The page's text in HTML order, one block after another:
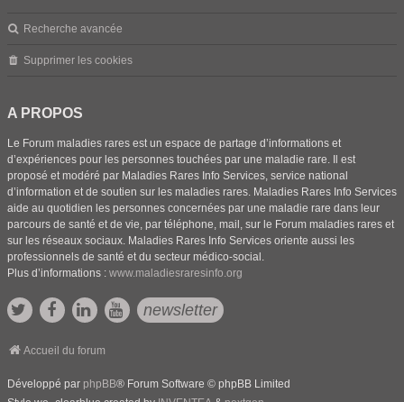
Recherche avancée
Supprimer les cookies
A PROPOS
Le Forum maladies rares est un espace de partage d’informations et
d’expériences pour les personnes touchées par une maladie rare. Il est
proposé et modéré par Maladies Rares Info Services, service national
d’information et de soutien sur les maladies rares. Maladies Rares Info Services
aide au quotidien les personnes concernées par une maladie rare dans leur
parcours de santé et de vie, par téléphone, mail, sur le Forum maladies rares et
sur les réseaux sociaux. Maladies Rares Info Services oriente aussi les
professionnels de santé et du secteur médico-social.
Plus d’informations : www.maladiesraresinfo.org
newsletter
Accueil du forum
Développé par phpBB® Forum Software © phpBB Limited